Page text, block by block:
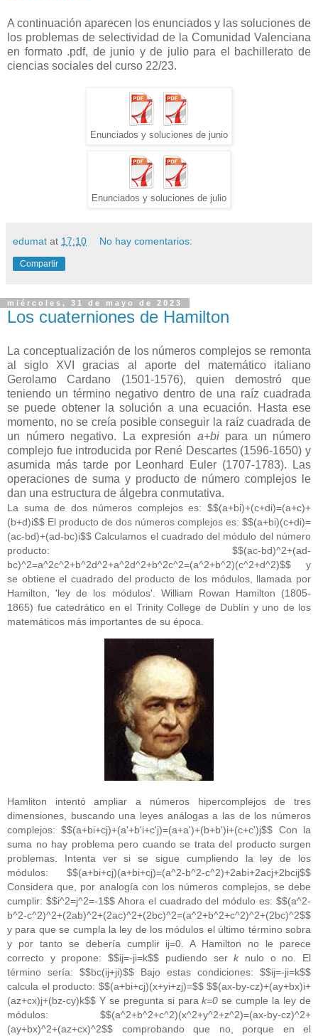
A continuación aparecen los enunciados y las soluciones de
los problemas de selectividad de la Comunidad Valenciana
en formato .pdf, de junio y de julio para el bachillerato de
ciencias sociales del curso 22/23.
Enunciados y soluciones de junio
Enunciados y soluciones de julio
edumat at 17:10 No hay comentarios:
Compartir
miércoles, 31 de mayo de 2023
Los cuaterniones de Hamilton
La conceptualización de los números complejos se remonta
al siglo XVI gracias al aporte del matemático italiano
Gerolamo Cardano (1501-1576), quien demostró que
teniendo un término negativo dentro de una raíz cuadrada
se puede obtener la solución a una ecuación. Hasta ese
momento, no se creía posible conseguir la raíz cuadrada de
un número negativo. La expresión a+bipara un número
complejo fue introducida por René Descartes (1596-1650) y
asumida más tarde por Leonhard Euler (1707-1783). Las
operaciones de suma y producto de número complejos le
dan una estructura de álgebra conmutativa.
La suma de dos números complejos es: $$(a+bi)+(c+di)=(a+c)+
(b+d)i$$ El producto de dos números complejos es: $$(a+bi)(c+di)=
(ac-bd)+(ad-bc)i$$ Calculamos el cuadrado del módulo del número
producto: $$(ac-bd)^2+(ad-
bc)^2=a^2c^2+b^2d^2+a^2d^2+b^2c^2=(a^2+b^2)(c^2+d^2)$$ y
se obtiene el cuadrado del producto de los módulos, llamada por
Hamilton, 'ley de los módulos'. William Rowan Hamilton (1805-
1865) fue catedrático en el Trinity College de Dublín y uno de los
matemáticos más importantes de su época.
Hamliton intentó ampliar a números hipercomplejos de tres
dimensiones, buscando una leyes análogas a las de los números
complejos: $$(a+bi+cj)+(a'+b'i+c'j)=(a+a')+(b+b')i+(c+c')j$$ Con la
suma no hay problema pero cuando se trata del producto surgen
problemas. Intenta ver si se sigue cumpliendo la ley de los
módulos: $$(a+bi+cj)(a+bi+cj)=(a^2-b^2-c^2)+2abi+2acj+2bcij$$
Considera que, por analogía con los números complejos, se debe
cumplir: $$i^2=j^2=-1$$ Ahora el cuadrado del módulo es: $$(a^2-
b^2-c^2)^2+(2ab)^2+(2ac)^2+(2bc)^2=(a^2+b^2+c^2)^2+(2bc)^2$$
y para que se cumpla la ley de los módulos el último término sobra
y por tanto se debería cumplir ij=0. A Hamilton no le parece
correcto y propone: $$ij=-ji=k$$ pudiendo serk nulo o no. El
término sería: $$bc(ij+ji)$$ Bajo estas condiciones: $$ij=-ji=k$$
calcula el producto: $$(a+bi+cj)(x+yi+zj)=$$ $$(ax-by-cz)+(ay+bx)i+
(az+cx)j+(bz-cy)k$$ Y se pregunta si parak=0 se cumple la ley de
módulos: $$(a^2+b^2+c^2)(x^2+y^2+z^2)=(ax-by-cz)^2+
(ay+bx)^2+(az+cx)^2$$ comprobando que no, porque en el